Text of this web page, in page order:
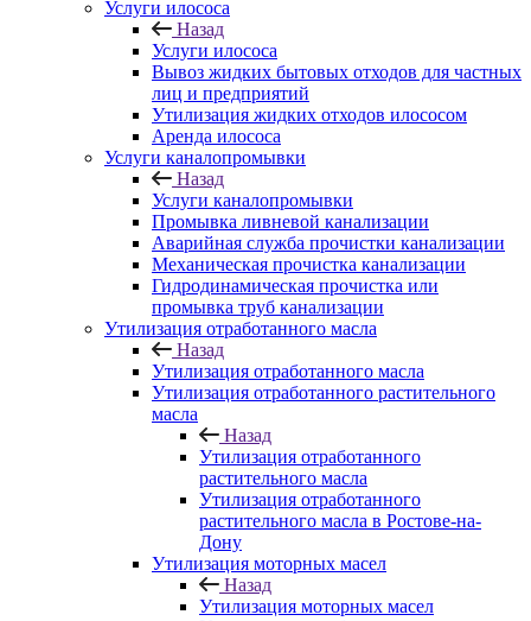
Услуги илососа
Назад
Услуги илососа
Вывоз жидких бытовых отходов для частных
лиц и предприятий
Утилизация жидких отходов илососом
Аренда илососа
Услуги каналопромывки
Назад
Услуги каналопромывки
Промывка ливневой канализации
Аварийная служба прочистки канализации
Механическая прочистка канализации
Гидродинамическая прочистка или
промывка труб канализации
Утилизация отработанного масла
Назад
Утилизация отработанного масла
Утилизация отработанного растительного
масла
Назад
Утилизация отработанного
растительного масла
Утилизация отработанного
растительного масла в Ростове-на-
Дону
Утилизация моторных масел
Назад
Утилизация моторных масел